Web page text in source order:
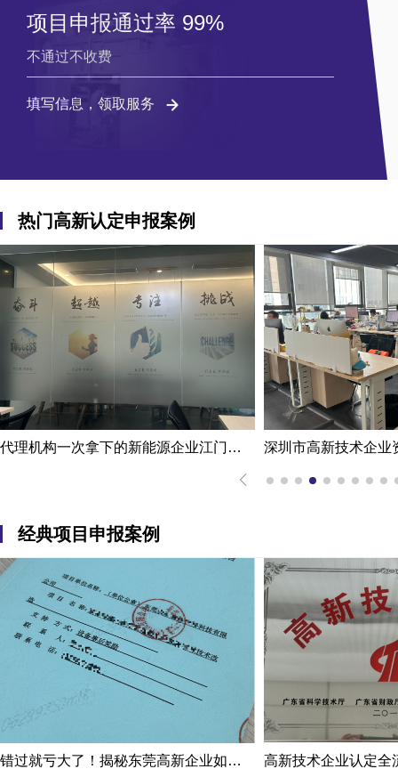
项目申报通过率 99%
不通过不收费
填写信息，领取服务
热门高新认定申报案例
代理机构一次拿下的新能源企业江门高新技术企业认定申报案例
经典项目申报案例
错过就亏大了！揭秘东莞高新企业如何轻松拿下省级技术改造项目300万补贴